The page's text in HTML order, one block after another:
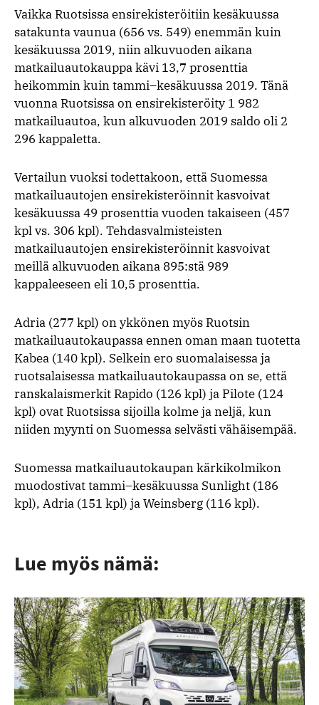
Vaikka Ruotsissa ensirekisteröitiin kesäkuussa
satakunta vaunua (656 vs. 549) enemmän kuin
kesäkuussa 2019, niin alkuvuoden aikana
matkailuautokauppa kävi 13,7 prosenttia
heikommin kuin tammi–kesäkuussa 2019. Tänä
vuonna Ruotsissa on ensirekisteröity 1 982
matkailuautoa, kun alkuvuoden 2019 saldo oli 2
296 kappaletta.
Vertailun vuoksi todettakoon, että Suomessa
matkailuautojen ensirekisteröinnit kasvoivat
kesäkuussa 49 prosenttia vuoden takaiseen (457
kpl vs. 306 kpl). Tehdasvalmisteisten
matkailuautojen ensirekisteröinnit kasvoivat
meillä alkuvuoden aikana 895:stä 989
kappaleeseen eli 10,5 prosenttia.
Adria (277 kpl) on ykkönen myös Ruotsin
matkailuautokaupassa ennen oman maan tuotetta
Kabea (140 kpl). Selkein ero suomalaisessa ja
ruotsalaisessa matkailuautokaupassa on se, että
ranskalaismerkit Rapido (126 kpl) ja Pilote (124
kpl) ovat Ruotsissa sijoilla kolme ja neljä, kun
niiden myynti on Suomessa selvästi vähäisempää.
Suomessa matkailuautokaupan kärkikolmikon
muodostivat tammi–kesäkuussa Sunlight (186
kpl), Adria (151 kpl) ja Weinsberg (116 kpl).
Lue myös nämä: